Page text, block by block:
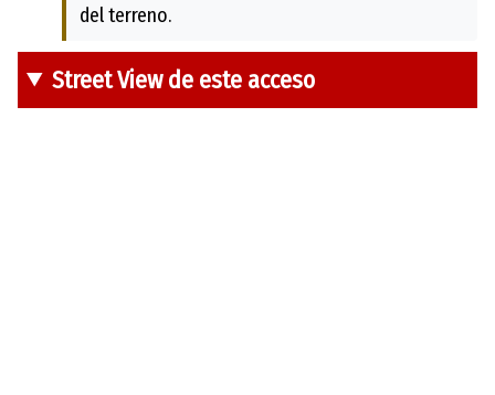
del terreno.
Street View de este acceso